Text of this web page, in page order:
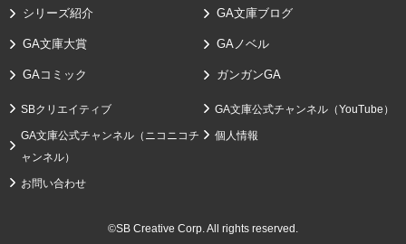
シリーズ紹介 GA文庫ブログ
GA文庫大賞 GAノベル
GAコミック ガンガンGA
SBクリエイティブ GA文庫公式チャンネル（YouTube）
GA文庫公式チャンネル（ニコニコチ
ャンネル）
個人情報
お問い合わせ
©SB Creative Corp. All rights reserved.